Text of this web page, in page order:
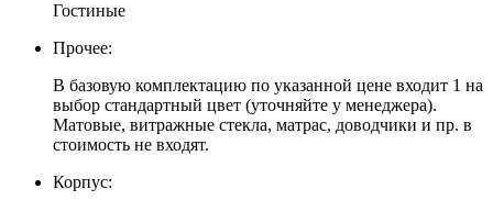
Гостиные
Прочее:
В базовую комплектацию по указанной цене входит 1 на
выбор стандартный цвет (уточняйте у менеджера).
Матовые, витражные стекла, матрас, доводчики и пр. в
стоимость не входят.
Корпус: